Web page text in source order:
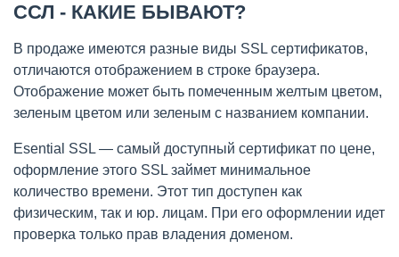
ССЛ - КАКИЕ БЫВАЮТ?
В продаже имеются разные виды SSL сертификатов,
отличаются отображением в строке браузера.
Отображение может быть помеченным желтым цветом,
зеленым цветом или зеленым с названием компании.
Esential SSL — самый доступный сертификат по цене,
оформление этого SSL займет минимальное
количество времени. Этот тип доступен как
физическим, так и юр. лицам. При его оформлении идет
проверка только прав владения доменом.